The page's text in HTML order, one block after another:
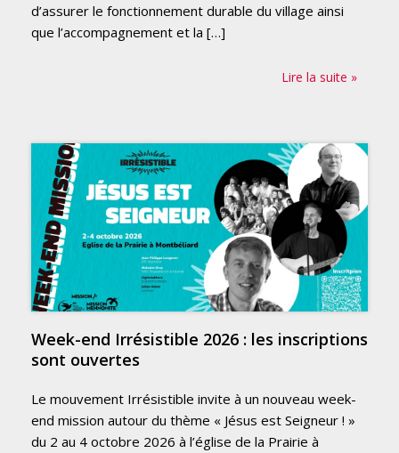
d’assurer le fonctionnement durable du village ainsi
que l’accompagnement et la […]
Lire la suite »
Week-end Irrésistible 2026 : les inscriptions
sont ouvertes
Le mouvement Irrésistible invite à un nouveau week-
end mission autour du thème « Jésus est Seigneur ! »
du 2 au 4 octobre 2026 à l’église de la Prairie à